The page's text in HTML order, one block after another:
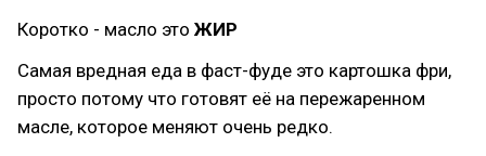
Коротко - масло это ЖИР
Самая вредная еда в фаст-фуде это картошка фри,
просто потому что готовят её на пережаренном
масле, которое меняют очень редко.